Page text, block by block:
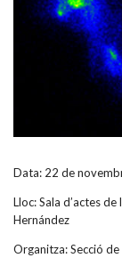
Data: 22 de
Lloc: Sala d’actes
Hernández
Organitza: Secció de